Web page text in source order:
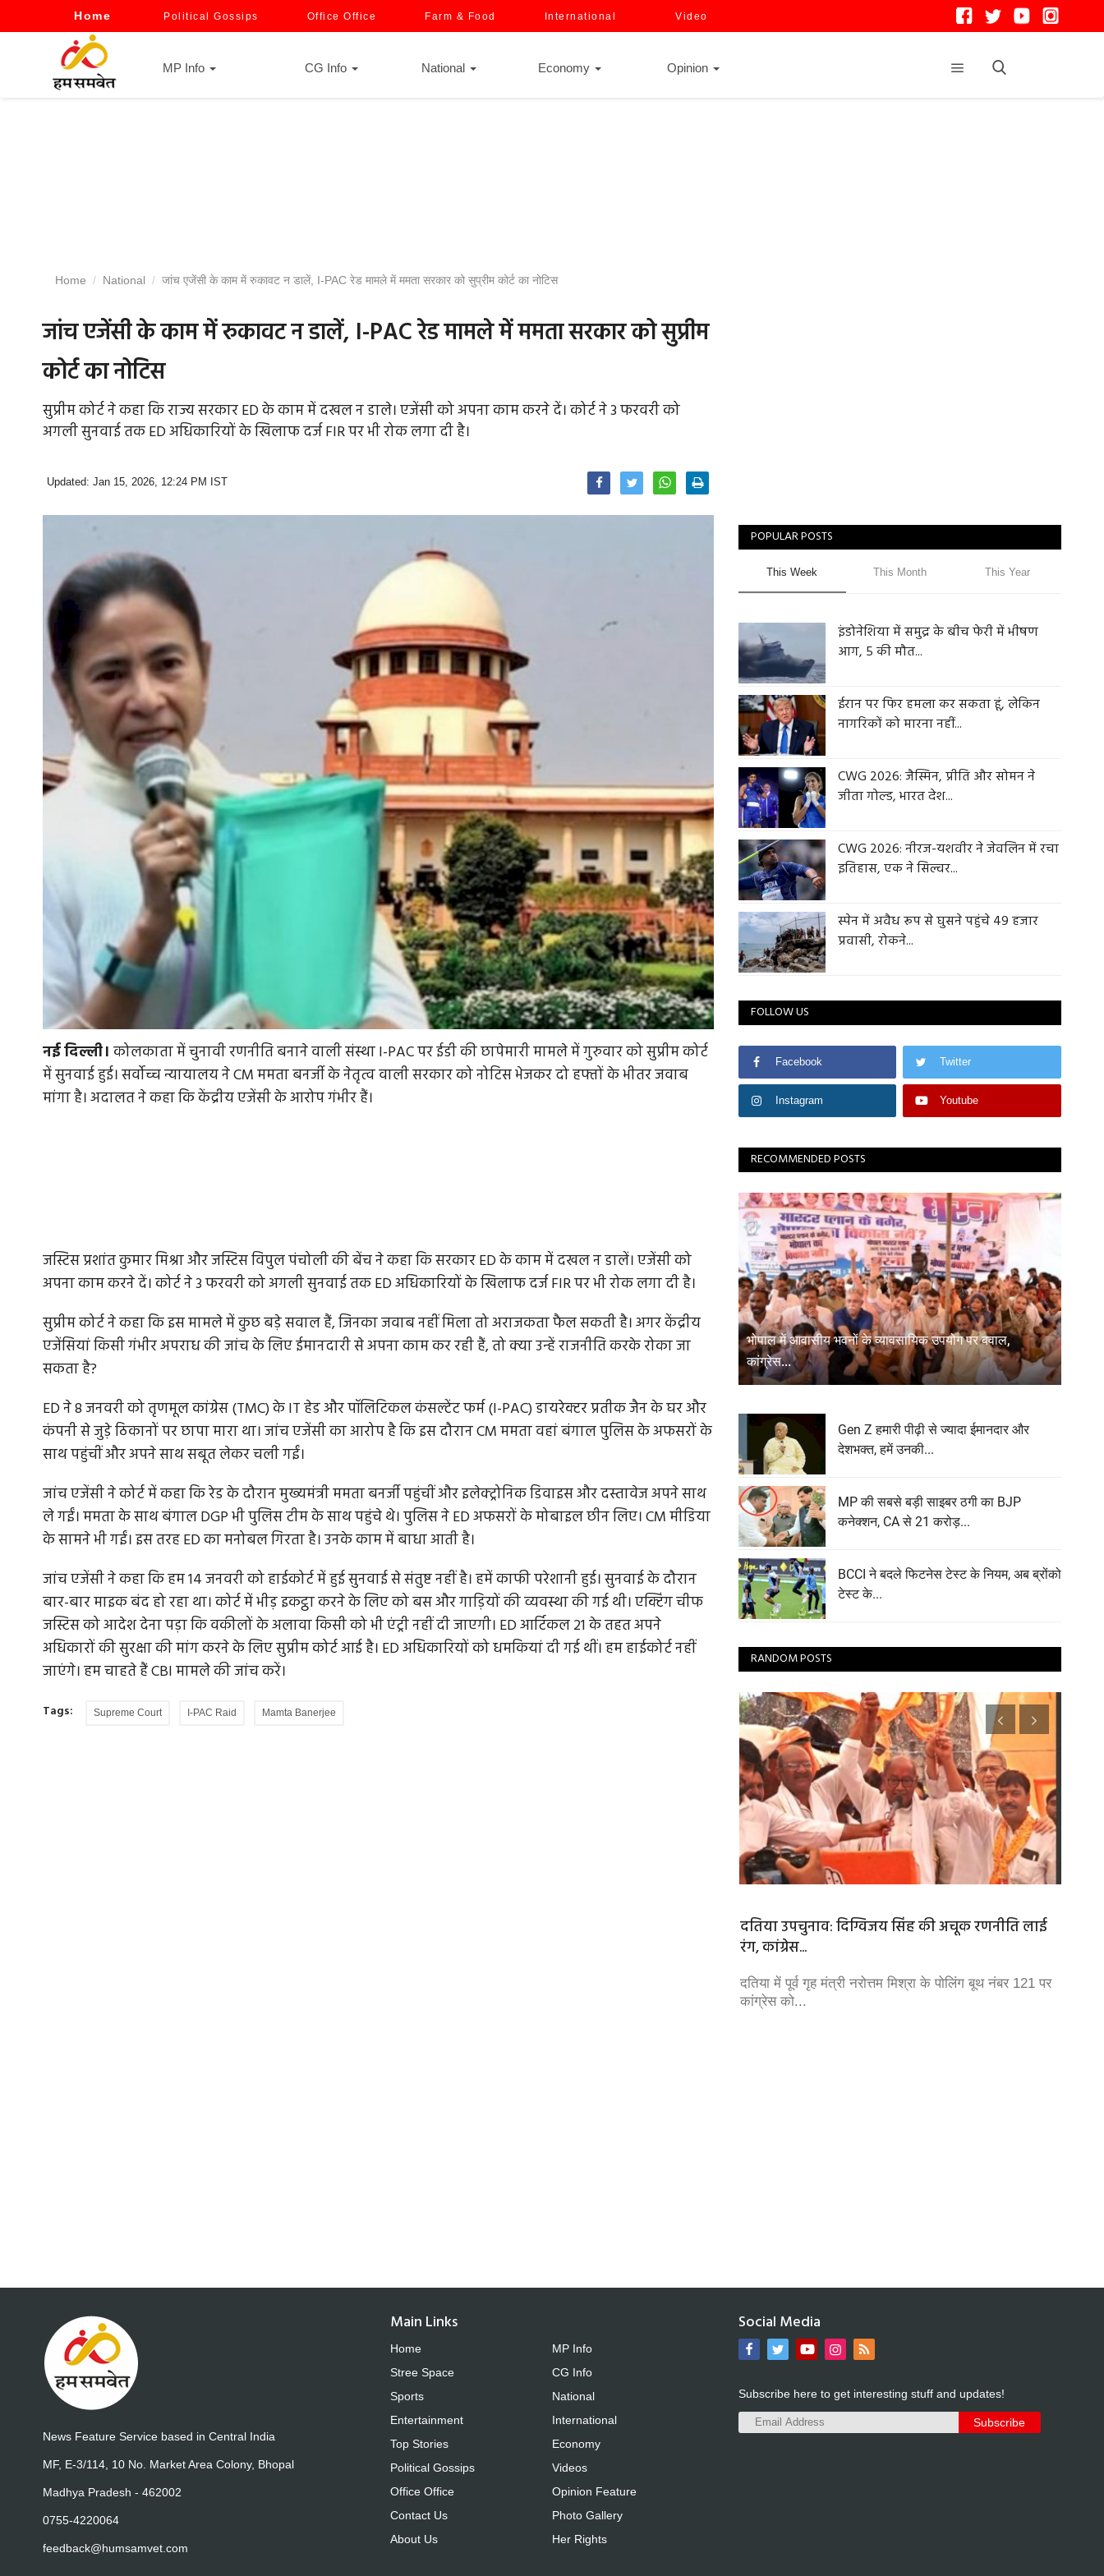
Home Political Gossips Office Office Farm & Food International Video
MP Info CG Info National Economy Opinion
Home National जांच एजेंसी के काम में रुकावट न डालें, I-PAC रेड मामले में ममता सरकार को सुप्रीम कोर्ट का नोटिस
जांच एजेंसी के काम में रुकावट न डालें, I-PAC रेड मामले में ममता सरकार को सुप्रीम
कोर्ट का नोटिस
सुप्रीम कोर्ट ने कहा कि राज्य सरकार ED के काम में दखल न डाले। एजेंसी को अपना काम करने दें। कोर्ट ने 3 फरवरी को
अगली सुनवाई तक ED अधिकारियों के खिलाफ दर्ज FIR पर भी रोक लगा दी है।
Updated: Jan 15, 2026, 12:24 PM IST
नईदिल्ली। कोलकाता में चुनावी रणनीति बनाने वाली संस्था I-PAC पर ईडी की छापेमारी मामले में गुरुवार को सुप्रीम कोर्ट
में सुनवाई हुई। सर्वोच्च न्यायालय ने CM ममता बनर्जी के नेतृत्व वाली सरकार को नोटिस भेजकर दो हफ्तों के भीतर जवाब
मांगा है। अदालत ने कहा कि केंद्रीय एजेंसी के आरोप गंभीर हैं।
जस्टिस प्रशांत कुमार मिश्रा और जस्टिस विपुल पंचोली की बेंच ने कहा कि सरकार ED के काम में दखल न डालें। एजेंसी को
अपना काम करने दें। कोर्ट ने 3 फरवरी को अगली सुनवाई तक ED अधिकारियों के खिलाफ दर्ज FIR पर भी रोक लगा दी है।
सुप्रीम कोर्ट ने कहा कि इस मामले में कुछ बड़े सवाल हैं, जिनका जवाब नहीं मिला तो अराजकता फैल सकती है। अगर केंद्रीय
एजेंसियां किसी गंभीर अपराध की जांच के लिए ईमानदारी से अपना काम कर रही हैं, तो क्या उन्हें राजनीति करके रोका जा
सकता है?
ED ने 8 जनवरी को तृणमूल कांग्रेस (TMC) के IT हेड और पॉलिटिकल कंसल्टेंट फर्म (I-PAC) डायरेक्टर प्रतीक जैन के घर और
कंपनी से जुड़े ठिकानों पर छापा मारा था। जांच एजेंसी का आरोप है कि इस दौरान CM ममता वहां बंगाल पुलिस के अफसरों के
साथ पहुंचीं और अपने साथ सबूत लेकर चली गईं।
जांच एजेंसी ने कोर्ट में कहा कि रेड के दौरान मुख्यमंत्री ममता बनर्जी पहुंचीं और इलेक्ट्रोनिक डिवाइस और दस्तावेज अपने साथ
ले गईं। ममता के साथ बंगाल DGP भी पुलिस टीम के साथ पहुंचे थे। पुलिस ने ED अफसरों के मोबाइल छीन लिए। CM मीडिया
के सामने भी गईं। इस तरह ED का मनोबल गिरता है। उनके काम में बाधा आती है।
जांच एजेंसी ने कहा कि हम 14 जनवरी को हाईकोर्ट में हुई सुनवाई से संतुष्ट नहीं है। हमें काफी परेशानी हुई। सुनवाई के दौरान
बार-बार माइक बंद हो रहा था। कोर्ट में भीड़ इकट्ठा करने के लिए को बस और गाड़ियों की व्यवस्था की गई थी। एक्टिंग चीफ
जस्टिस को आदेश देना पड़ा कि वकीलों के अलावा किसी को भी एंट्री नहीं दी जाएगी। ED आर्टिकल 21 के तहत अपने
अधिकारों की सुरक्षा की मांग करने के लिए सुप्रीम कोर्ट आई है। ED अधिकारियों को धमकियां दी गई थीं। हम हाईकोर्ट नहीं
जाएंगे। हम चाहते हैं CBI मामले की जांच करें।
Tags: Supreme Court I-PAC Raid Mamta Banerjee
POPULAR POSTS
This Week This Month This Year
इंडोनेशिया में समुद्र के बीच फेरी में भीषण
आग, 5 की मौत...
ईरान पर फिर हमला कर सकता हूं, लेकिन
नागरिकों को मारना नहीं...
CWG 2026: जैस्मिन, प्रीति और सोमन ने
जीता गोल्ड, भारत देश...
CWG 2026: नीरज-यशवीर ने जेवलिन में रचा
इतिहास, एक ने सिल्वर...
स्पेन में अवैध रूप से घुसने पहुंचे 49 हजार
प्रवासी, रोकने...
FOLLOW US
Facebook Twitter
Instagram Youtube
RECOMMENDED POSTS
भोपाल में आवासीय भवनों के व्यावसायिक उपयोग पर बवाल,
कांग्रेस...
Gen Z हमारी पीढ़ी से ज्यादा ईमानदार और
देशभक्त, हमें उनकी...
MP की सबसे बड़ी साइबर ठगी का BJP
कनेक्शन, CA से 21 करोड़...
BCCI ने बदले फिटनेस टेस्ट के नियम, अब ब्रोंको
टेस्ट के...
RANDOM POSTS
दतिया उपचुनाव: दिग्विजय सिंह की अचूक रणनीति लाई
रंग, कांग्रेस...
दतिया में पूर्व गृह मंत्री नरोत्तम मिश्रा के पोलिंग बूथ नंबर 121 पर
कांग्रेस को...
News Feature Service based in Central India
MF, E-3/114, 10 No. Market Area Colony, Bhopal
Madhya Pradesh - 462002
0755-4220064
feedback@humsamvet.com
Main Links
Home
Stree Space
Sports
Entertainment
Top Stories
Political Gossips
Office Office
Contact Us
About Us
MP Info
CG Info
National
International
Economy
Videos
Opinion Feature
Photo Gallery
Her Rights
Social Media
Subscribe here to get interesting stuff and updates!